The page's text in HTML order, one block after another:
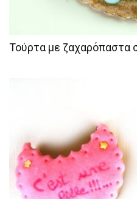
Τούρτα με ζαχαρόπαστα